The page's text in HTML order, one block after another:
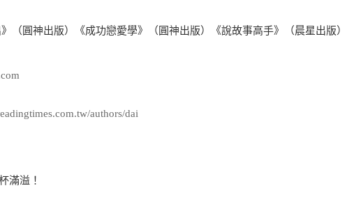
（圓神出版）《成功戀愛學》（圓神出版）《說故事高手》（晨星出版）
authors/dai
滿溢！